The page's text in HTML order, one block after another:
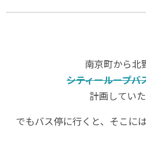
南京町から北
シティーループバ
計画していた
でもバス停に行くと、そこに